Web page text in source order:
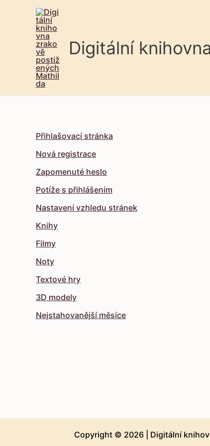
Digitální
Přihlašovací stránka
Nová registrace
Zapomenuté heslo
Potíže s přihlášením
Nastavení vzhledu stránek
Knihy
Filmy
Noty
Textové hry
3D modely
Nejstahovanější měsíce
Copyright © 2026 | Digitální